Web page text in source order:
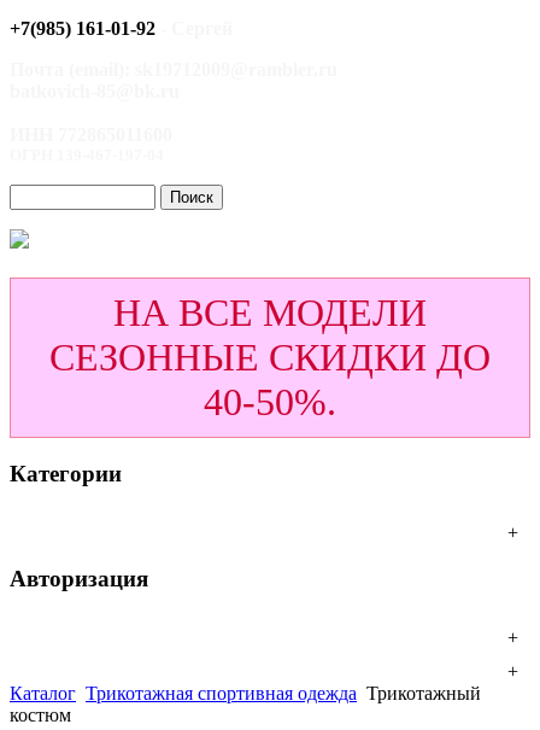
+7(985) 161-01-92
НА ВСЕ МОДЕЛИ
СЕЗОННЫЕ СКИДКИ ДО
40-50%.
Категории
+
Авторизация
+
+
Каталог Трикотажная спортивная одежда Трикотажный
костюм